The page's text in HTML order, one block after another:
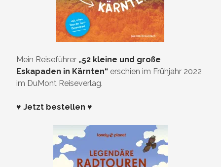
Mein Reiseführer „52 kleine und große
Eskapaden in Kärnten“ erschien im Frühjahr 2022
im DuMont Reiseverlag.
♥ Jetzt bestellen ♥